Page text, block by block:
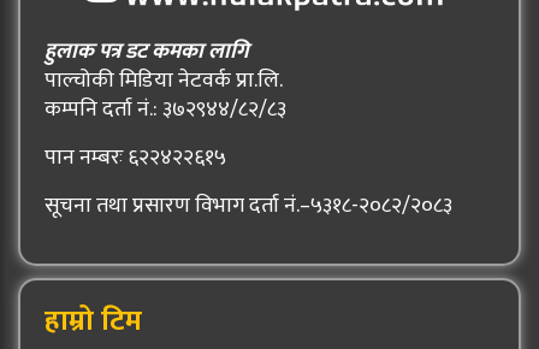
हुलाक पत्र डट कमका लागि
पाल्चोकी मिडिया नेटवर्क प्रा.लि.
कम्पनि दर्ता नं.: ३७२९४४/८२/८३
पान नम्बरः ६२२४२२६१५
सूचना तथा प्रसारण विभाग दर्ता नं.–५३१८-२०८२/२०८३
हाम्रो टिम